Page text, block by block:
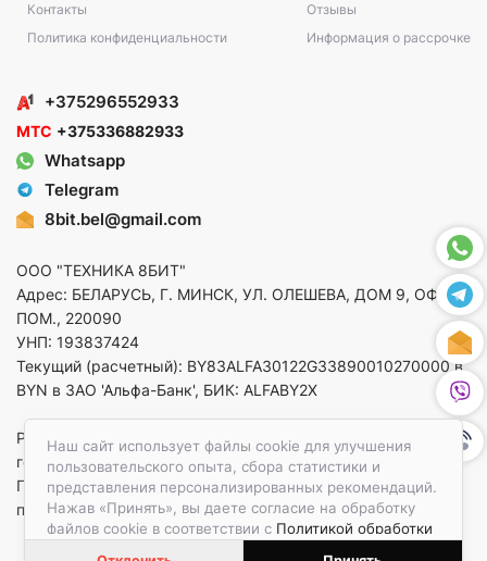
Наш сайт использует файлы cookie для улучшения
пользовательского опыта, сбора статистики и
представления персонализированных рекомендаций.
Нажав «Принять», вы даете согласие на обработку
файлов cookie в соответствии с Политикой обработки
Контакты
Политика конфиденциальности
Отзывы
Информация о рассрочке
+375296552933
МТС +375336882933
Whatsapp
Telegram
8bit.bel@gmail.com
ООО "ТЕХНИКА 8БИТ"
Адрес: БЕЛАРУСЬ, Г. МИНСК, УЛ. ОЛЕШЕВА, ДОМ 9, ОФ. 5,
ПОМ., 220090
УНП: 193837424
Текущий (расчетный): BY83ALFA30122G33890010270000 в
BYN в ЗАО 'Альфа-Банк', БИК: ALFABY2X
Регистрация в торговом реестре от 14.08.2025 Минский
горисполком
По вопросам защиты прав потребителей
приемная:+375173783412